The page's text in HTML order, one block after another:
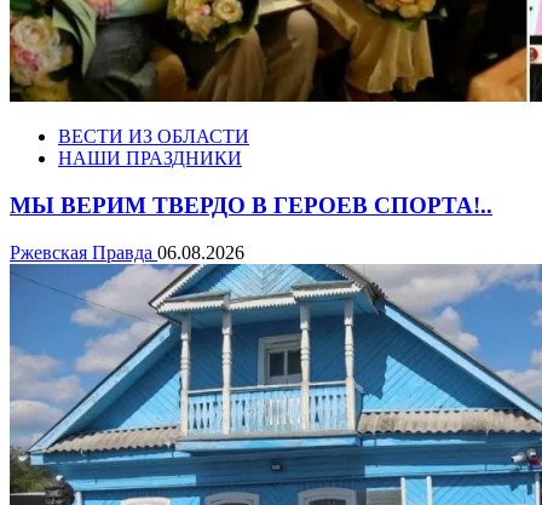
ВЕСТИ ИЗ ОБЛАСТИ
НАШИ ПРАЗДНИКИ
МЫ ВЕРИМ ТВЕРДО В ГЕРОЕВ СПОРТА!..
Ржевская Правда 06.08.2026